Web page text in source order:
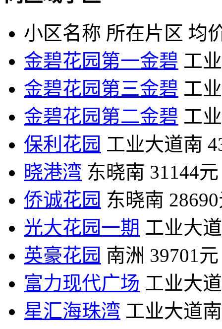
小区名称 所在片区 均
金碧花园第一金碧 工
金碧花园第三金碧 工
金碧花园第二金碧 工
保利花园 工业大道南
晓港湾 东晓南 31144元
侨诚花园 东晓南
光大花园一期 工业大
英豪花园 南洲 39701元
富力现代广场 工业大
星汇海珠湾 工业大道南